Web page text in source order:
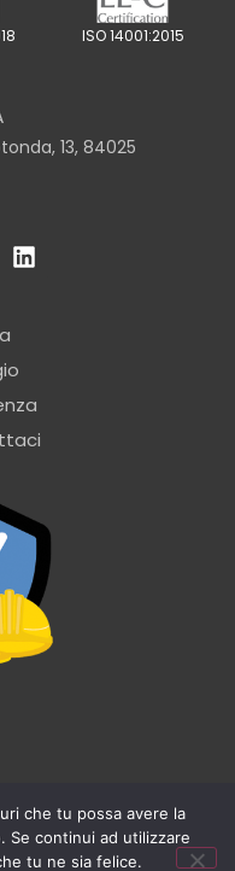
ISO 14001:2015
13, 84025
che tu possa avere la
Se continui ad utilizzare
tu ne sia felice.